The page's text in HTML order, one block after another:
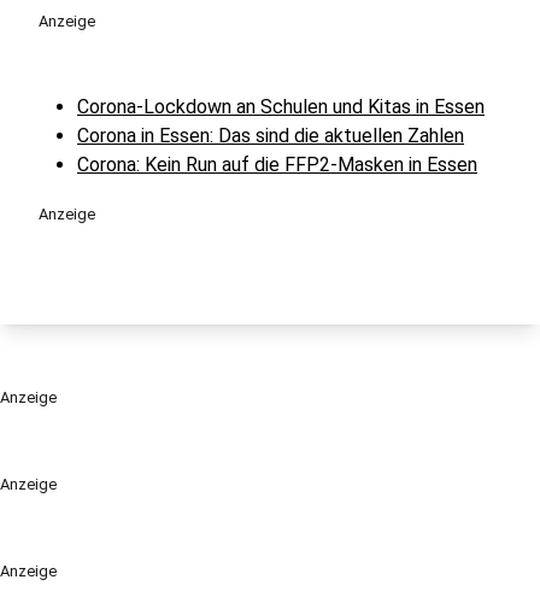
Anzeige
Anzeige
Anzeige
Corona-Lockdown an Schulen und Kitas in Essen
Corona in Essen: Das sind die aktuellen Zahlen
Corona: Kein Run auf die FFP2-Masken in Essen
Anzeige
Anzeige